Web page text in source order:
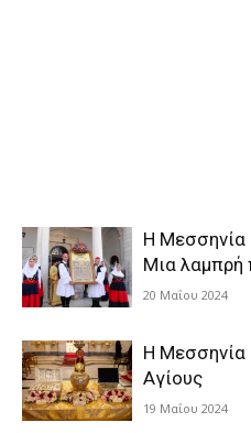
Η Μεσσηνία
Μια λαμπρή
20 Μαΐου 2024
Η Μεσσηνία
Αγίους
19 Μαΐου 2024